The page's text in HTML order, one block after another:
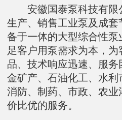
安徽国泰泵科技有限
生产、销售工业泵及成
备于一体的大型综合性
足客户用泵需求为本，
品、技术响应迅速、服
金矿产、石油化工、水
消防、制药、市政、农
价比优的服务。